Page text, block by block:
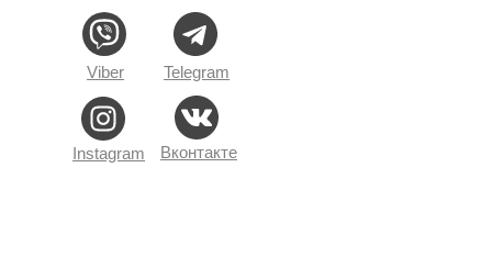
Telegram
Viber
Instagram Вконтакте